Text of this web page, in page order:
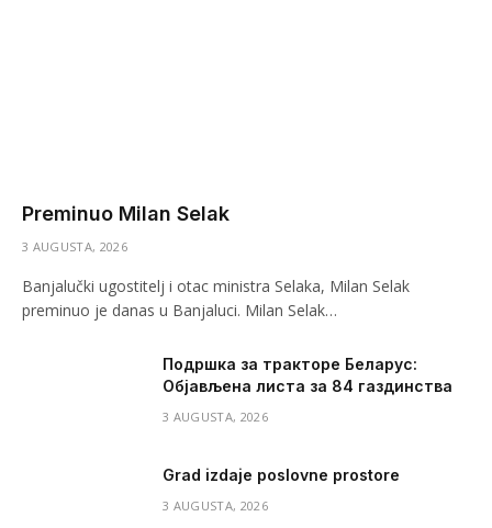
Preminuo Milan Selak
3 AUGUSTA, 2026
Banjalučki ugostitelj i otac ministra Selaka, Milan Selak
preminuo je danas u Banjaluci. Milan Selak…
Подршка за тракторе Беларус:
Објављена листа за 84 газдинства
3 AUGUSTA, 2026
Grad izdaje poslovne prostore
3 AUGUSTA, 2026